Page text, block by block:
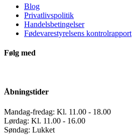
Blog
Privatlivspolitik
Handelsbetingelser
Fødevarestyrelsens kontrolrapport
Følg med
Åbningstider
Mandag-fredag: Kl. 11.00 - 18.00
Lørdag: Kl. 11.00 - 16.00
Søndag: Lukket